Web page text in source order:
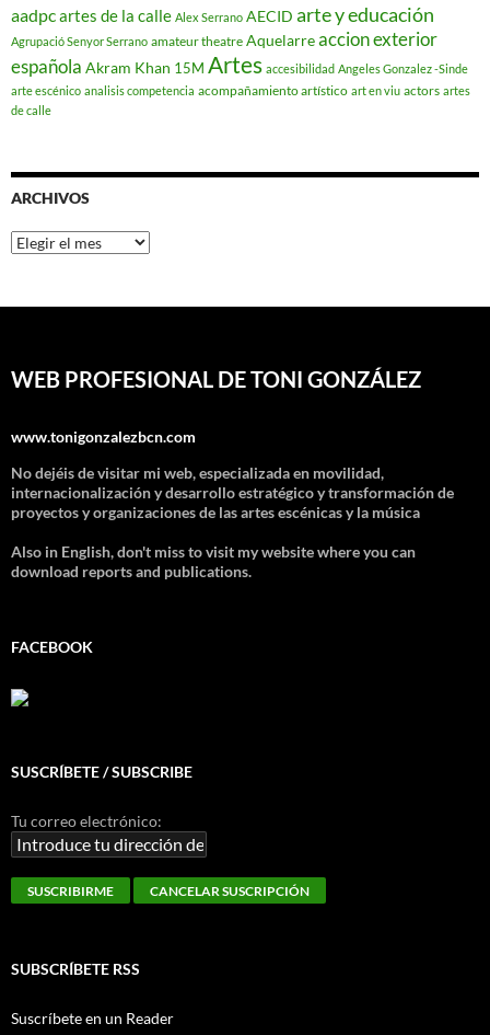
aadpcartes de la calle Alex Serrano AECID arte y educación
Agrupació Senyor Serrano amateur theatre Aquelarreaccion exterior
española Akram Khan 15M Artes accesibilidad Angeles Gonzalez -Sinde
arte escénico analisis competencia acompañamiento artístico art en viu actors artes
de calle
ARCHIVOS
Archivos
WEB PROFESIONAL DE TONI GONZÁLEZ
www.tonigonzalezbcn.com
No dejéis de visitar mi web, especializada en movilidad,
internacionalización y desarrollo estratégico y transformación de
proyectos y organizaciones de las artes escénicas y la música
Also in English, don't miss to visit my website where you can
download reports and publications.
FACEBOOK
SUSCRÍBETE / SUBSCRIBE
Tu correo electrónico:
SUBSCRÍBETE RSS
Suscríbete en un Reader